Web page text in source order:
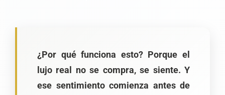
¿Por qué funciona esto? Porque el
lujo real no se compra, se siente. Y
ese sentimiento comienza antes de